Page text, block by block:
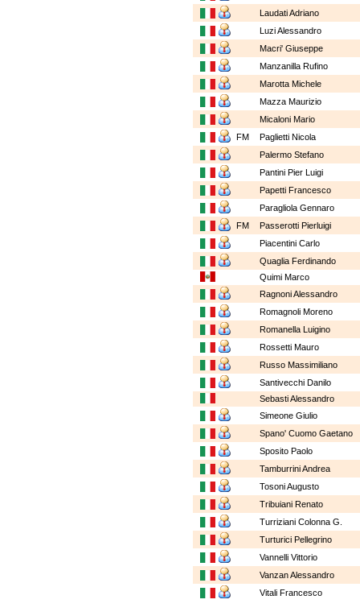
Laudati Adriano
Luzi Alessandro
Macri' Giuseppe
Manzanilla Rufino
Marotta Michele
Mazza Maurizio
Micaloni Mario
FM
Paglietti Nicola
Palermo Stefano
Pantini Pier Luigi
Papetti Francesco
Paragliola Gennaro
FM
Passerotti Pierluigi
Piacentini Carlo
Quaglia Ferdinando
Quimi Marco
Ragnoni Alessandro
Romagnoli Moreno
Romanella Luigino
Rossetti Mauro
Russo Massimiliano
Santivecchi Danilo
Sebasti Alessandro
Simeone Giulio
Spano' Cuomo Gaetano
Sposito Paolo
Tamburrini Andrea
Tosoni Augusto
Tribuiani Renato
Turriziani Colonna G.
Turturici Pellegrino
Vannelli Vittorio
Vanzan Alessandro
Vitali Francesco